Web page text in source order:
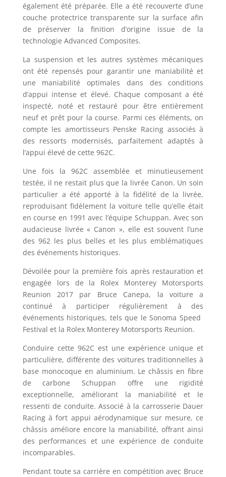
également été préparée. Elle a été recouverte d’une
couche protectrice transparente sur la surface afin
de préserver la finition d’origine issue de la
technologie Advanced Composites.
La suspension et les autres systèmes mécaniques
ont été repensés pour garantir une maniabilité et
une maniabilité optimales dans des conditions
d’appui intense et élevé. Chaque composant a été
inspecté, noté et restauré pour être entièrement
neuf et prêt pour la course. Parmi ces éléments, on
compte les amortisseurs Penske Racing associés à
des ressorts modernisés, parfaitement adaptés à
l’appui élevé de cette 962C.
Une fois la 962C assemblée et minutieusement
testée, il ne restait plus que la livrée Canon. Un soin
particulier a été apporté à la fidélité de la livrée,
reproduisant fidèlement la voiture telle qu’elle était
en course en 1991 avec l’équipe Schuppan. Avec son
audacieuse livrée « Canon », elle est souvent l’une
des 962 les plus belles et les plus emblématiques
des événements historiques.
Dévoilée pour la première fois après restauration et
engagée lors de la Rolex Monterey Motorsports
Reunion 2017 par Bruce Canepa, la voiture a
continué à participer régulièrement à des
événements historiques, tels que le Sonoma Speed ​​
Festival et la Rolex Monterey Motorsports Reunion.
Conduire cette 962C est une expérience unique et
particulière, différente des voitures traditionnelles à
base monocoque en aluminium. Le châssis en fibre
de carbone Schuppan offre une rigidité
exceptionnelle, améliorant la maniabilité et le
ressenti de conduite. Associé à la carrosserie Dauer
Racing à fort appui aérodynamique sur mesure, ce
châssis améliore encore la maniabilité, offrant ainsi
des performances et une expérience de conduite
incomparables.
Pendant toute sa carrière en compétition avec Bruce